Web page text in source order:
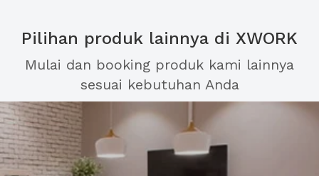
Pilihan produk lainnya di XWORK
Mulai dan booking produk kami lainnya
sesuai kebutuhan Anda